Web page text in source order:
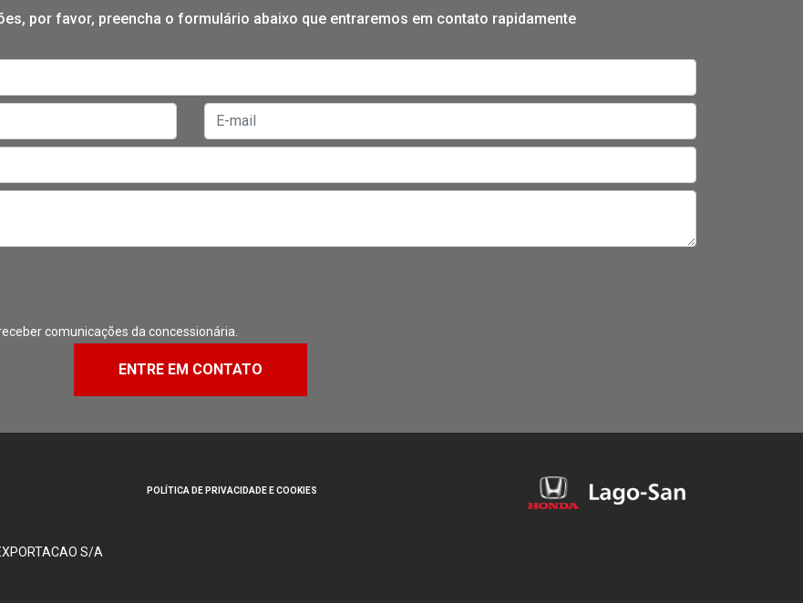
por favor, preencha o formulário abaixo que entraremos em contato rapidamente
comunicações da concessionária.
ENTRE EM CONTATO
POLÍTICA DE PRIVACIDADE E COOKIES
S/A